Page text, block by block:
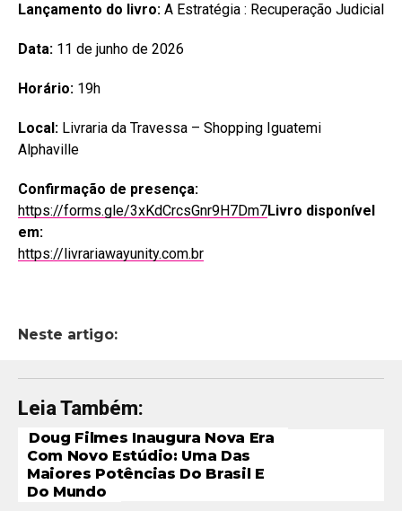
Lançamento do livro: A Estratégia : Recuperação Judicial
Data: 11 de junho de 2026
Horário: 19h
Local: Livraria da Travessa – Shopping Iguatemi
Alphaville
Confirmação de presença:
https://forms.gle/3xKdCrcsGnr9H7Dm7Livro disponível
em:
https://livrariawayunity.com.br
Neste artigo:
Leia Também:
Doug Filmes Inaugura Nova Era
Com Novo Estúdio: Uma Das
Maiores Potências Do Brasil E
Do Mundo